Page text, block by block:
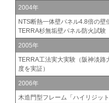
2004年
NTS断熱一体壁パネル4.8倍の壁
TERRA杉無垢壁パネル防火試験
2005年
TERRA工法実大実験（阪神淡路
度を実証）
2006年
木造門型フレーム「ハイリジッ